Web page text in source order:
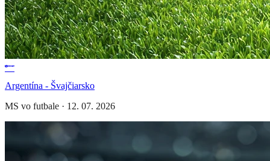
Argentína - Švajčiarsko
MS vo futbale · 12. 07. 2026